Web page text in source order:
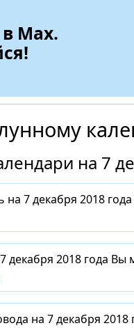
Max.
на 7
7 декабря 2018
декабря 2018 года
на 7 декабря